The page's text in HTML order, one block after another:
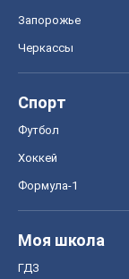
Запорожье
Черкассы
Спорт
Футбол
Хоккей
Формула-1
Моя школа
ГДЗ